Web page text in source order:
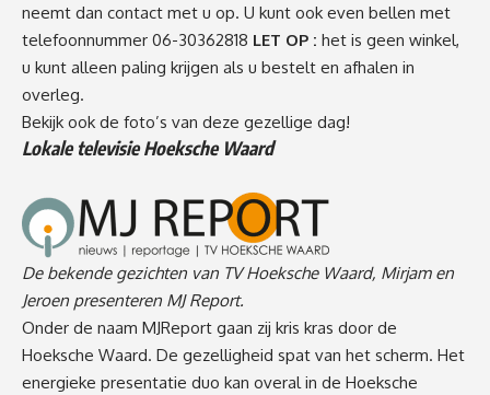
neemt dan contact met u op. U kunt ook even bellen met
telefoonnummer 06-30362818 LET OP : het is geen winkel,
u kunt alleen paling krijgen als u bestelt en afhalen in
overleg.
Bekijk ook de foto’s van deze gezellige dag!
Lokale televisie Hoeksche Waard
De bekende gezichten van TV Hoeksche Waard, Mirjam en
Jeroen presenteren MJ Report.
Onder de naam MJReport gaan zij kris kras door de
Hoeksche Waard. De gezelligheid spat van het scherm. Het
energieke presentatie duo kan overal in de Hoeksche